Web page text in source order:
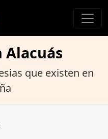
Alacuás
que existen en